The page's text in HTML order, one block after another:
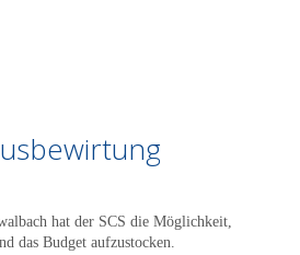
hat der SCS die Möglichkeit,
das Budget aufzustocken.